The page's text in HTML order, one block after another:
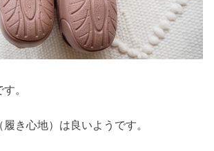
。
き心地）は良いようです。